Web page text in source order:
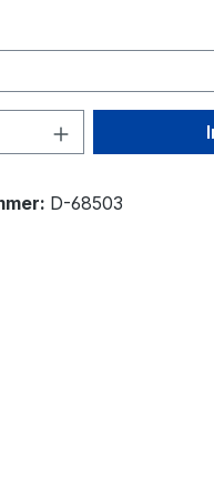
Anzahl: Gib
D-68503